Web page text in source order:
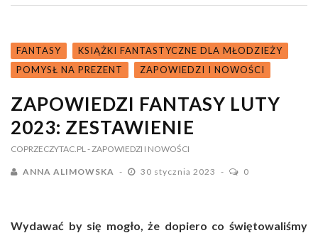
FANTASY
KSIĄŻKI FANTASTYCZNE DLA MŁODZIEŻY
POMYSŁ NA PREZENT
ZAPOWIEDZI I NOWOŚCI
ZAPOWIEDZI FANTASY LUTY
2023: ZESTAWIENIE
COPRZECZYTAC.PL - ZAPOWIEDZI I NOWOŚCI
ANNA ALIMOWSKA 30 stycznia 2023 0
Wydawać by się mogło, że dopiero co świętowaliśmy